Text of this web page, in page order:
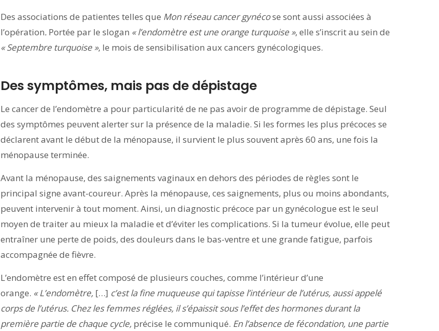
Des associations de patientes telles que Mon réseau cancer gynécose sont aussi associées à
l’opération. Portée par le slogan « l’endomètre est une orange turquoise », elle s’inscrit au sein de
« Septembre turquoise », le mois de sensibilisation aux cancers gynécologiques.
Des symptômes, mais pas de dépistage
Le cancer de l’endomètre a pour particularité de ne pas avoir de programme de dépistage. Seul
des symptômes peuvent alerter sur la présence de la maladie. Si les formes les plus précoces se
déclarent avant le début de la ménopause, il survient le plus souvent après 60 ans, une fois la
ménopause terminée.
Avant la ménopause, des saignements vaginaux en dehors des périodes de règles sont le
principal signe avant-coureur. Après la ménopause, ces saignements, plus ou moins abondants,
peuvent intervenir à tout moment. Ainsi, un diagnostic précoce par un gynécologue est le seul
moyen de traiter au mieux la maladie et d’éviter les complications. Si la tumeur évolue, elle peut
entraîner une perte de poids, des douleurs dans le bas-ventre et une grande fatigue, parfois
accompagnée de fièvre.
L’endomètre est en effet composé de plusieurs couches, comme l’intérieur d’une
orange. « L’endomètre, […] c’est la fine muqueuse qui tapisse l’intérieur de l’utérus, aussi appelé
corps de l’utérus. Chez les femmes réglées, il s’épaissit sous l’effet des hormones durant la
première partie de chaque cycle, précise le communiqué. En l’absence de fécondation, une partie